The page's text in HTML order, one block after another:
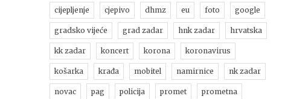
cijepljenje cjepivo dhmz eu foto google
gradsko vijeće grad zadar hnk zadar hrvatska
kk zadar koncert korona koronavirus
košarka krađa mobitel namirnice nk zadar
novac pag policija promet prometna